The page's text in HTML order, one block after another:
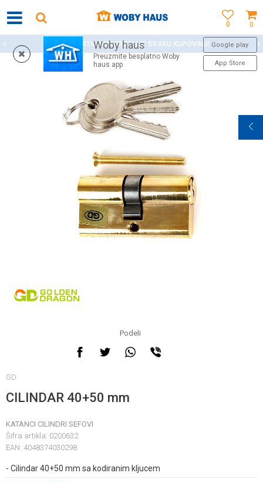
0
0
Woby haus
Preuzmite besplatno Woby
haus app
Google play
App Store
WOBY KARTICA NAGRAĐUJE SVAKU KUPOVINU!
Podeli
GD
CILINDAR 40+50 mm
KATANCI CILINDRI SEFOVI
Šifra artikla: 0200632
EAN: 4048374030298
- Cilindar 40+50 mm sa kodiranim kljucem